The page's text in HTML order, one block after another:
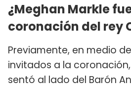
¿Meghan Markle
coronación del rey
Previamente, en medio
invitados a la
sentó al lado del Barón